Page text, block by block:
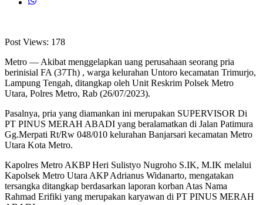
Post Views: 178
Metro — Akibat menggelapkan uang perusahaan seorang pria
berinisial FA (37Th) , warga kelurahan Untoro kecamatan Trimurjo,
Lampung Tengah, ditangkap oleh Unit Reskrim Polsek Metro
Utara, Polres Metro, Rab (26/07/2023).
Pasalnya, pria yang diamankan ini merupakan SUPERVISOR Di
PT PINUS MERAH ABADI yang beralamatkan di Jalan Patimura
Gg.Merpati Rt/Rw 048/010 kelurahan Banjarsari kecamatan Metro
Utara Kota Metro.
Kapolres Metro AKBP Heri Sulistyo Nugroho S.IK, M.IK melalui
Kapolsek Metro Utara AKP Adrianus Widanarto, mengatakan
tersangka ditangkap berdasarkan laporan korban Atas Nama
Rahmad Erifiki yang merupakan karyawan di PT PINUS MERAH